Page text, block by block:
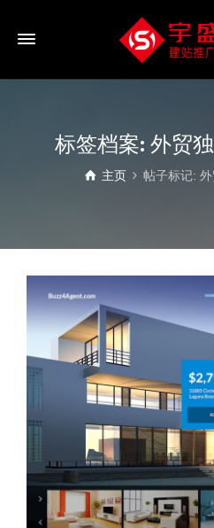
标签档案: 外贸
主页 帖子标记: